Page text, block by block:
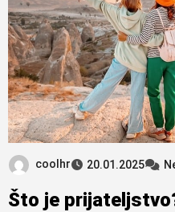
coolhr 20.01.2025
Što je